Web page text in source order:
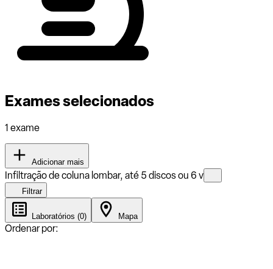
Exames selecionados
1 exame
Adicionar mais
Infiltração de coluna lombar, até 5 discos ou 6 v
Filtrar
Laboratórios (0) Mapa
Ordenar por: